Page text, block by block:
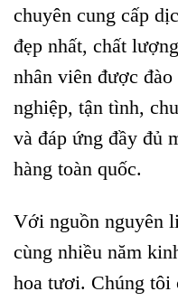
chuyên cung cấp
đẹp nhất, chất
nhân viên được
nghiệp, tận tình,
và đáp ứng đầy đủ
hàng toàn quốc.
Với nguồn nguyên
cùng nhiều năm
hoa tươi. Chúng tôi